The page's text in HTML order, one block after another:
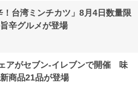
台湾ミンチカツ」8月4日数量限
辛グルメが登場
アがセブン-イレブンで開催 味
商品21品が登場